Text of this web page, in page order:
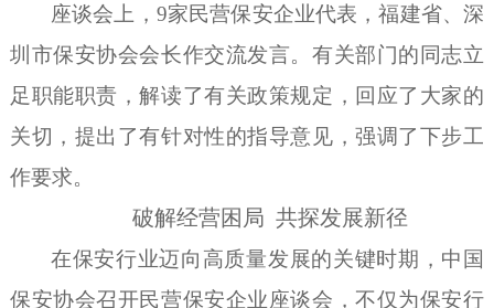
座谈会上， 9家民营保安企业代表，福建省、深
圳市保安协会会长作交流发言。有关部门的同志立
足职能职责，解读了有关政策规定，回应了大家的
关切，提出了有针对性的指导意见，强调了下步工
作要求。
破解经营困局 共探发展新径
在保安行业迈向高质量发展的关键时期，中国
保安协会召开民营保安企业座谈会，不仅为保安行